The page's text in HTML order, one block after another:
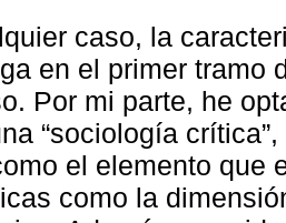
caso, la
en el primer tramo
Por mi parte, he
“sociología
el elemento que
como la